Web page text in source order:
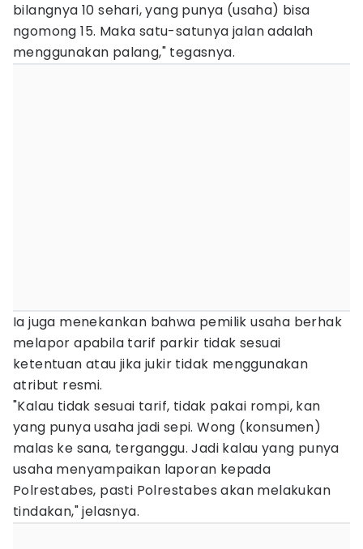
bilangnya 10 sehari, yang punya (usaha) bisa
ngomong 15. Maka satu-satunya jalan adalah
menggunakan palang," tegasnya.
Ia juga menekankan bahwa pemilik usaha berhak
melapor apabila tarif parkir tidak sesuai
ketentuan atau jika jukir tidak menggunakan
atribut resmi.
"Kalau tidak sesuai tarif, tidak pakai rompi, kan
yang punya usaha jadi sepi. Wong (konsumen)
malas ke sana, terganggu. Jadi kalau yang punya
usaha menyampaikan laporan kepada
Polrestabes, pasti Polrestabes akan melakukan
tindakan," jelasnya.